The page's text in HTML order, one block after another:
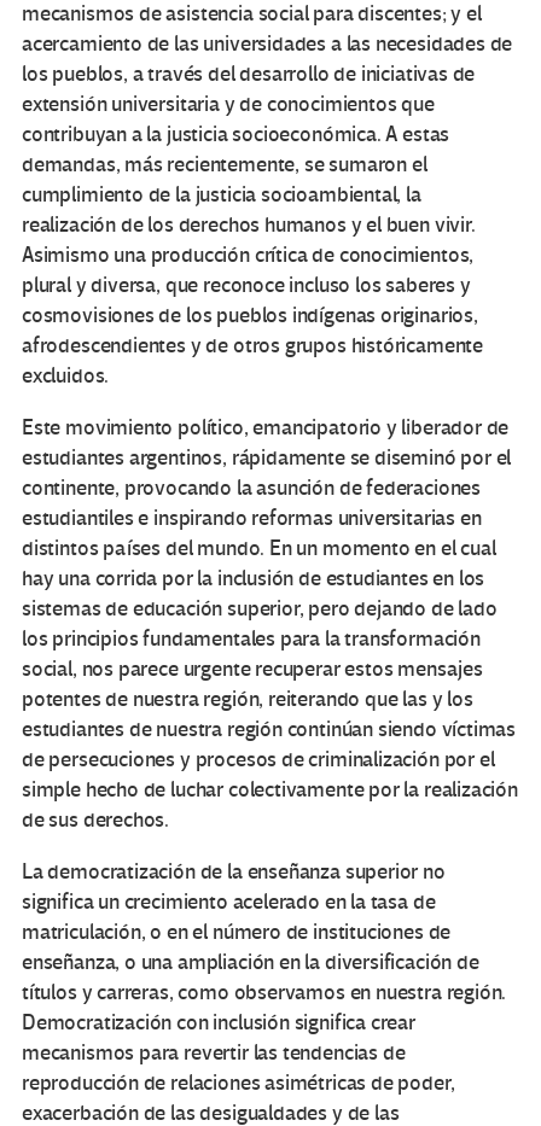
mecanismos de asistencia social para discentes; y el
acercamiento de las universidades a las necesidades de
los pueblos, a través del desarrollo de iniciativas de
extensión universitaria y de conocimientos que
contribuyan a la justicia socioeconómica. A estas
demandas, más recientemente, se sumaron el
cumplimiento de la justicia socioambiental, la
realización de los derechos humanos y el buen vivir.
Asimismo una producción crítica de conocimientos,
plural y diversa, que reconoce incluso los saberes y
cosmovisiones de los pueblos indígenas originarios,
afrodescendientes y de otros grupos históricamente
excluidos.
Este movimiento político, emancipatorio y liberador de
estudiantes argentinos, rápidamente se diseminó por el
continente, provocando la asunción de federaciones
estudiantiles e inspirando reformas universitarias en
distintos países del mundo. En un momento en el cual
hay una corrida por la inclusión de estudiantes en los
sistemas de educación superior, pero dejando de lado
los principios fundamentales para la transformación
social, nos parece urgente recuperar estos mensajes
potentes de nuestra región, reiterando que las y los
estudiantes de nuestra región continúan siendo víctimas
de persecuciones y procesos de criminalización por el
simple hecho de luchar colectivamente por la realización
de sus derechos.
La democratización de la enseñanza superior no
significa un crecimiento acelerado en la tasa de
matriculación, o en el número de instituciones de
enseñanza, o una ampliación en la diversificación de
títulos y carreras, como observamos en nuestra región.
Democratización con inclusión significa crear
mecanismos para revertir las tendencias de
reproducción de relaciones asimétricas de poder,
exacerbación de las desigualdades y de las